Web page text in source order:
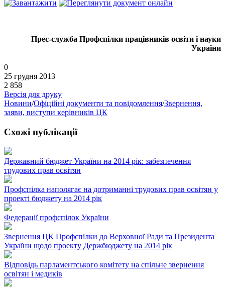
Прес-служба Профспілки працівників освіти і науки
України
0
25 грудня 2013
2 858
Версія для друку
Новини/Офіційні документи та повідомлення/Звернення,
заяви, виступи керівників ЦК
Схожі публікації
Державний бюджет України на 2014 рік: забезпечення
трудових прав освітян
Профспілка наполягає на дотриманні трудових прав освітян у
проекті бюджету на 2014 рік
Федерації профспілок України
Звернення ЦК Профспілки до Верховної Ради та Президента
України щодо проекту Держбюджету на 2014 рік
Відповідь парламентського комітету на спільне звернення
освітян і медиків